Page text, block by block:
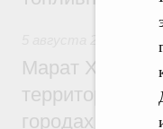
Марат
территорий в
городах ДНР